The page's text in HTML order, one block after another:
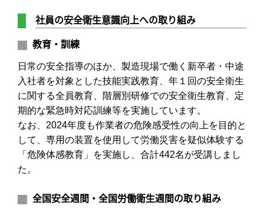
社員の安全衛生意識向上への取り組み
教育・訓練
日常の安全指導のほか、製造現場で働く新卒者・中途
入社者を対象とした技能実践教育、年１回の安全衛生
に関する全員教育、階層別研修での安全衛生教育、定
期的な緊急時対応訓練等を実施しています。
なお、2024年度も作業者の危険感受性の向上を目的と
して、専用の装置を使用して労働災害を疑似体験する
「危険体感教育」を実施し、合計442名が受講しまし
た。
全国安全週間・全国労働衛生週間の取り組み